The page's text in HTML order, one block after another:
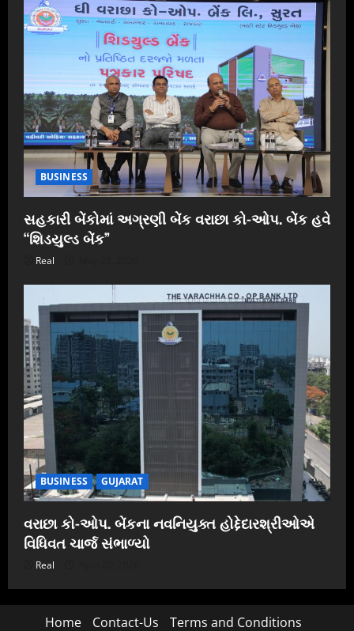
BUSINESS
સહકારી બેંકોમાં અગ્રણી બેંક વરાછા કો-ઓપ. બેંક હવે
“શિડયુલ્ડ બેંક”
Real
BUSINESS GUJARAT
વરાછા કો-ઓપ. બેંકના નવનિયુક્ત હોદ્દેદારશ્રીઓએ
વિધિવત ચાર્જ સંભાળ્યો
Real
Home Contact-Us Terms and Conditions